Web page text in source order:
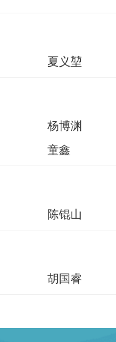
夏义堃
杨博渊
童鑫
陈锟山
胡国睿